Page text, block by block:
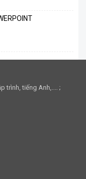
trình, tiếng Anh,.... ;